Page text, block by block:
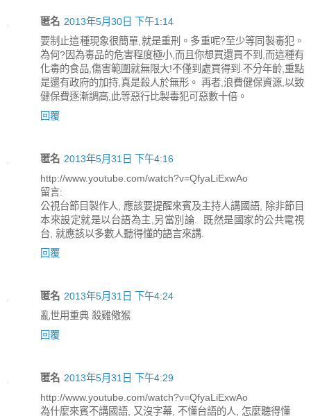
匿名 2013年5月30日 下午1:14
要制止這種現象很簡單,就是重刑。多重呢?至少等同製毒犯。
為何?因為毒品的危害程度極小,而且你想買還買不到,而這種有
化毒的食品,傷害範圍就無限大!不僅到處買得到.不分年齡,重點
是還有政府的加持,真是殺人於無形。 再者,浪費健保資源,以致
健保費逐漸調高,此等惡行比製毒犯可惡數十倍。
回覆
匿名 2013年5月31日 下午4:16
http://www.youtube.com/watch?v=QfyaLiExwAo
留言:
公視台節目製作人, 應該要提醒來賓及主持人講國語, 除非節目
本來設定就是以台語為主,另當別論. 既然是國家的公共電視
台, 就應該以多數人聽得懂的語言來講.
回覆
匿名 2013年5月31日 下午4:24
亂世用重典 殺雞儆猴
回覆
匿名 2013年5月31日 下午4:29
http://www.youtube.com/watch?v=QfyaLiExwAo
為什麼來賓不講國語, 又沒字幕, 不懂台語的人, 怎麼聽得懂